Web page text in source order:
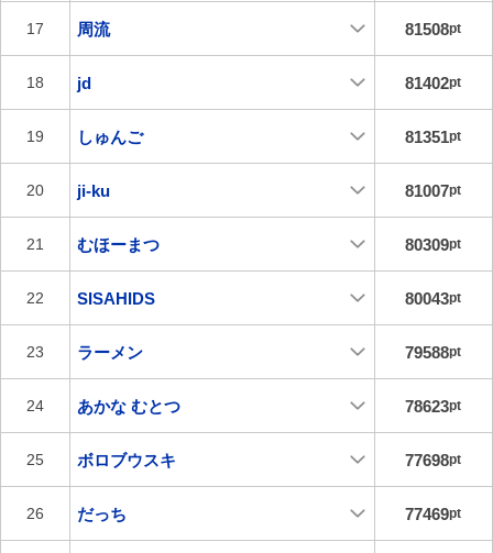
17 周流 81508pt
18 jd 81402pt
19 しゅんご 81351pt
20 ji-ku 81007pt
21 むほーまつ 80309pt
22 SISAHIDS 80043pt
23 ラーメン 79588pt
24 あかな むとつ 78623pt
25 ボロブウスキ 77698pt
26 だっち 77469pt